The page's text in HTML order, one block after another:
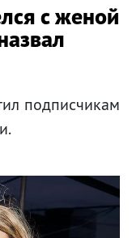
с женой
подписчикам